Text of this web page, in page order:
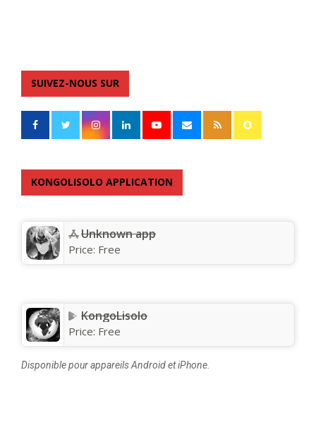
SUIVEZ-NOUS SUR
KONGOLISOLO APPLICATION
Unknown app
Price: Free
KongoLisolo
Price: Free
Disponible pour appareils Android et iPhone.